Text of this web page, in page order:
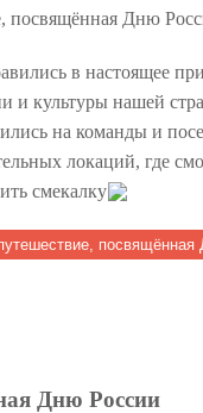
посвящённая Дню
в настоящее
и культуры нашей
на команды и
локаций, где
смекалку
Дню России